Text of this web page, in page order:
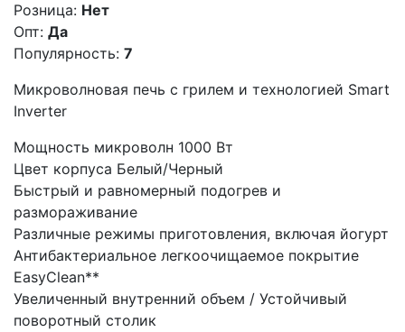
Розница: Нет
Опт: Да
Популярность: 7
Микроволновая печь с грилем и технологией Smart
Inverter
Мощность микроволн 1000 Вт
Цвет корпуса Белый/Черный
Быстрый и равномерный подогрев и
размораживание
Различные режимы приготовления, включая йогурт
Антибактериальное легкоочищаемое покрытие
EasyClean**
Увеличенный внутренний объем / Устойчивый
поворотный столик